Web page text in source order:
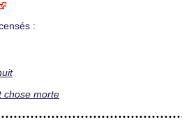
:
chose morte